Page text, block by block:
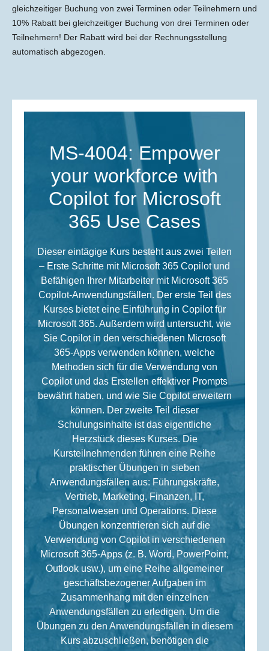
gleichzeitiger Buchung von zwei Terminen oder Teilnehmern und
10% Rabatt bei gleichzeitiger Buchung von drei Terminen oder
Teilnehmern! Der Rabatt wird bei der Rechnungsstellung
automatisch abgezogen.
MS-4004: Empower
your workforce with
Copilot for Microsoft
365 Use Cases
Dieser eintägige Kurs besteht aus zwei Teilen
– Erste Schritte mit Microsoft 365 Copilot und
Befähigen Ihrer Mitarbeiter mit Microsoft 365
Copilot-Anwendungsfällen. Der erste Teil des
Kurses bietet eine Einführung in Copilot für
Microsoft 365. Außerdem wird untersucht, wie
Sie Copilot in den verschiedenen Microsoft
365-Apps verwenden können, welche
Methoden sich für die Verwendung von
Copilot und das Erstellen effektiver Prompts
bewährt haben, und wie Sie Copilot erweitern
können. Der zweite Teil dieser
Schulungsinhalte ist das eigentliche
Herzstück dieses Kurses. Die
Kursteilnehmenden führen eine Reihe
praktischer Übungen in sieben
Anwendungsfällen aus: Führungskräfte,
Vertrieb, Marketing, Finanzen, IT,
Personalwesen und Operations. Diese
Übungen konzentrieren sich auf die
Verwendung von Copilot in verschiedenen
Microsoft 365-Apps (z. B. Word, PowerPoint,
Outlook usw.), um eine Reihe allgemeiner
geschäftsbezogener Aufgaben im
Zusammenhang mit den einzelnen
Anwendungsfällen zu erledigen. Um die
Übungen zu den Anwendungsfällen in diesem
Kurs abzuschließen, benötigen die